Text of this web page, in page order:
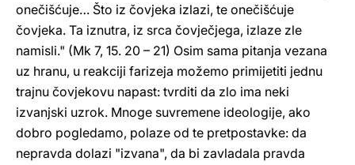
onečišćuje… Što iz čovjeka izlazi, te onečišćuje
čovjeka. Ta iznutra, iz srca čovječjega, izlaze zle
namisli." (Mk 7, 15. 20 – 21) Osim sama pitanja vezana
uz hranu, u reakciji farizeja možemo primijetiti jednu
trajnu čovjekovu napast: tvrditi da zlo ima neki
izvanjski uzrok. Mnoge suvremene ideologije, ako
dobro pogledamo, polaze od te pretpostavke: da
nepravda dolazi "izvana", da bi zavladala pravda